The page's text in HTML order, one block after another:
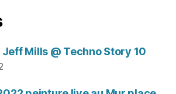
Mills @ Techno Story 10